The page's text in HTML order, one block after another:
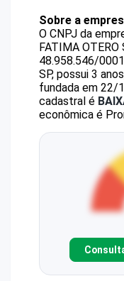
Sobre a
O CNPJ da
FATIMA OTERO
48.958.546/
SP, possui 3
fundada em 22/
cadastral é
econômica é